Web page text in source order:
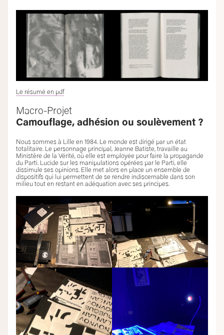
Le résumé en pdf
Macro-Projet
Camouflage, adhésion ou soulèvement ?
Nous sommes à Lille en 1984. Le monde est dirigé par un état
totalitaire. Le personnage principal, Jeanne Batiste, travaille au
Ministère de la Vérité, où elle est employée pour faire la propagande
du Parti. Lucide sur les manipulations opérées par le Parti, elle
dissimule ses opinions. Elle met alors en place un ensemble de
dispositifs qui lui permettent de se rendre indiscernable dans son
milieu tout en restant en adéquation avec ses principes.